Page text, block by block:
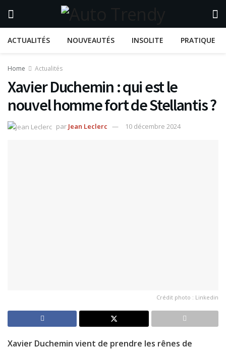
ACTUALITÉS NOUVEAUTÉS INSOLITE PRATIQUE
Home Actualités
Xavier Duchemin : qui est le
nouvel homme fort de Stellantis ?
par Jean Leclerc 10 décembre 2024
Crédit photo : Linkedin
Xavier Duchemin vient de prendre les rênes de